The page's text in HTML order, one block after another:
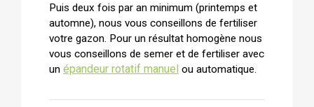
Puis deux fois par an minimum (printemps et
automne), nous vous conseillons de fertiliser
votre gazon. Pour un résultat homogène nous
vous conseillons de semer et de fertiliser avec
un épandeur rotatif manuel ou automatique.